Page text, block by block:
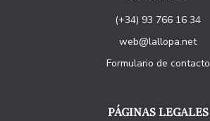
(+34) 93 766 16 34
web@lallopa.net
Formulario de contacto
PÁGINAS LEGALES